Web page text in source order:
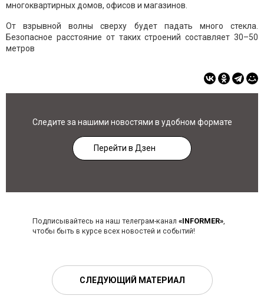
многоквартирных домов, офисов и магазинов.
От взрывной волны сверху будет падать много стекла.
Безопасное расстояние от таких строений составляет 30–50
метров
Следите за нашими новостями в удобном формате
Перейти в Дзен
Подписывайтесь на наш телеграм-канал «INFORMER»,
чтобы быть в курсе всех новостей и событий!
СЛЕДУЮЩИЙ МАТЕРИАЛ